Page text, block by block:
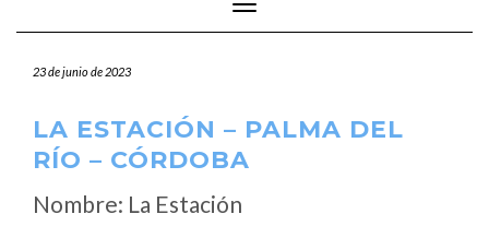
Cambiar modo de navegación
23 de junio de 2023
LA ESTACIÓN – PALMA DEL
RÍO – CÓRDOBA
Nombre: La Estación